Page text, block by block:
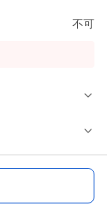
不可